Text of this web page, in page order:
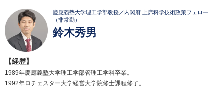
慶應義塾大学理工学部教授／内閣府 上席科学技術政策フェロー
（非常勤）
鈴木秀男
【経歴】
1989年慶應義塾大学理工学部管理工学科卒業。
1992年ロチェスター大学経営大学院修士課程修了。